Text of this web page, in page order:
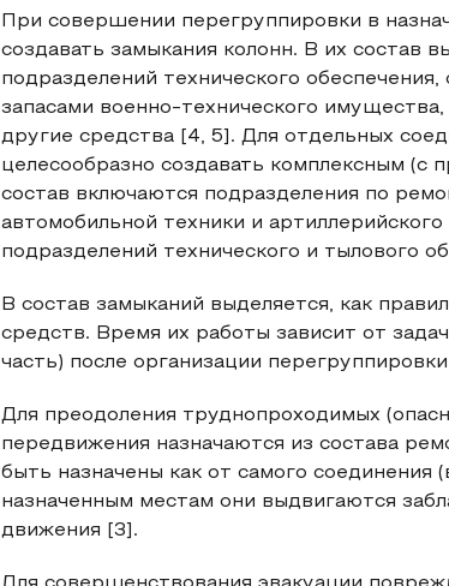
При совершении перегруппировки в
создавать замыкания колонн. В их состав
подразделений технического
запасами военно-технического
другие средства [4, 5]. Для отдельных
целесообразно создавать комплексным (с
состав включаются подразделения по
автомобильной техники и
подразделений технического и тылового
В состав замыканий выделяется, как
средств. Время их работы зависит от
часть) после организации
Для преодоления труднопроходимых
передвижения назначаются из состава
быть назначены как от самого соединения
назначенным местам они выдвигаются
движения [3].